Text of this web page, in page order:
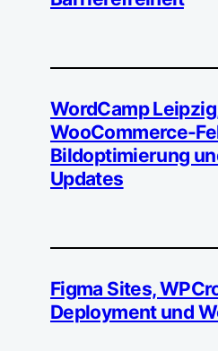
WordCamp
WooCommerce-
Bildoptimierung
Updates
Figma Sites,
Deployment und